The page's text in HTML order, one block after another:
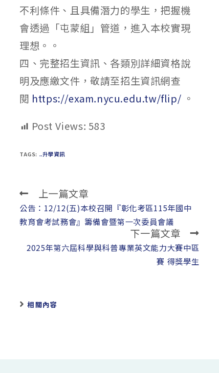
不利條件、且具備潛力的學生，把握機
會透過「屯蒙組」管道，進入本校實現
理想。。
四、完整招生資訊、各類別詳細資格說
明及應繳文件，敬請至招生資訊網查
閱 https://exam.nycu.edu.tw/flip/ 。
Post Views: 583
TAGS: ..升學資訊
Read
more
articles
上一篇文章
公告：12/12(五)本校召開『彰化考區115年國中
教育會考試務會』籌備會暨第一次委員會議
下一篇文章
2025年第六屆科學與科普專業英文能力大賽中區
賽 得獎學生
相關內容